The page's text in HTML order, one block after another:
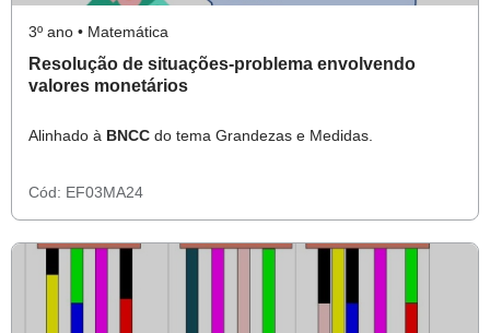
3º ano • Matemática
Resolução de situações-problema envolvendo
valores monetários
Alinhado à BNCC do tema Grandezas e Medidas.
Cód: EF03MA24